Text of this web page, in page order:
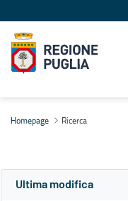
Homepage Ricerca
Ultima modifica